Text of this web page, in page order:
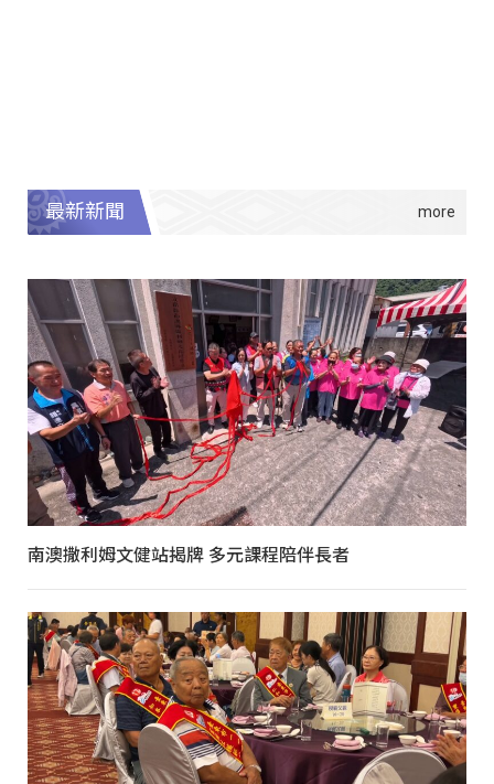
最新新聞
南澳撒利姆文健站揭牌 多元課程陪伴長者